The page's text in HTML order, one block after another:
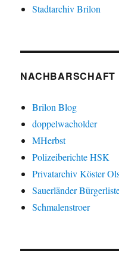
Stadtarchiv Brilon
NACHBARSCHAFT
Brilon Blog
doppelwacholder
MHerbst
Polizeiberichte HSK
Privatarchiv Köster
Sauerländer
Schmalenstroer